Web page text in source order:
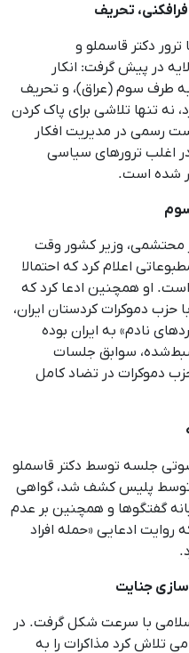
دکتر قاسملو و
در پیش گرفت: انکار
طرف سوم (عراق)، و تحریف
نه تنها تلاشی برای پاک کردن
رسمی در مدیریت افکار
اغلب ترورهای سیاسی
شده است.
محتشمی، وزیر کشور وقت
اعلام کرد که احتمالا
او همچنین ادعا کرد که
دموکرات کردستان ایران،
نادم» به ایران بوده
سوابق جلسات
دموکرات در تضاد کامل
جلسه توسط دکتر قاسملو
توسط پلیس کشف شد، گواهی
گفتگوها و همچنین بر عدم
ادعایی «حمله افراد
جنایت
با سرعت شکل گرفت. در
تلاش کرد مذاکرات را به